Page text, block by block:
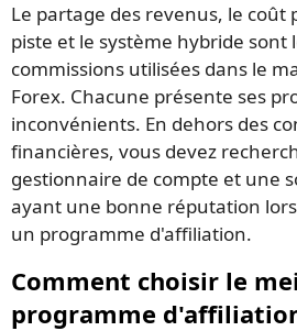
Le partage des revenus, le coût
piste et le système hybride sont
commissions utilisées dans le
Forex. Chacune présente ses
inconvénients. En dehors des
financières, vous devez
gestionnaire de compte et une
ayant une bonne réputation
un programme d'affiliation.
Comment choisir le
programme